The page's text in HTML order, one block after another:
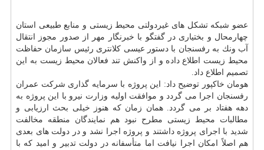
عضو شبكه تشكل های غیردولتی محیط زیستی و منابع طبیعی استان
چهارمحال و بختیاری در گفتگو با خبرنگار مهر از صدور مجوز انتقال
آب ونك به رفسنجان با دستور عیسی كلانتری رئیس سازمان حفاظت
محیط زیست اطلاع داده و از واكنش تند فعالان محیط زیست به این
تصمیم اطلاع داد.
هومان خاكپور توضیح داد: این پروژه با سرمایه گذاری شركت عمران
رفسنجان اجرا می گردد و موافقت اولیه وزارت نیرو با این پروژه به
دهه هفتاد بر می گردد. همان زمان كه هنوز خیلی بحث ارزیابی و
مطالبات محیط زیستی مطرح نبود هم نمایندگان منطقه مخالفت
شدید با اجرای پروژه داشتند و پروژه اجرا نشد و در دولت های بعدی
هم اصلاً امكان اجرا نیافت اما متأسفانه در دولت تدبیر و امید كه با